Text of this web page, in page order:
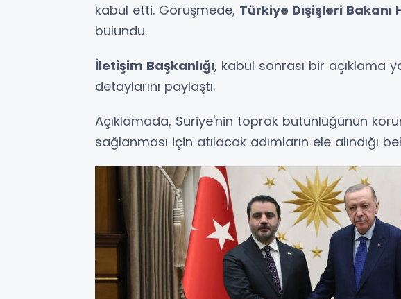
kabul etti. Görüşmede, Türkiye Dışişleri Bakanı
bulundu.
İletişim Başkanlığı, kabul sonrası bir açıklama
detaylarını paylaştı.
Açıklamada, Suriye'nin toprak bütünlüğünün
sağlanması için atılacak adımların ele alındığı